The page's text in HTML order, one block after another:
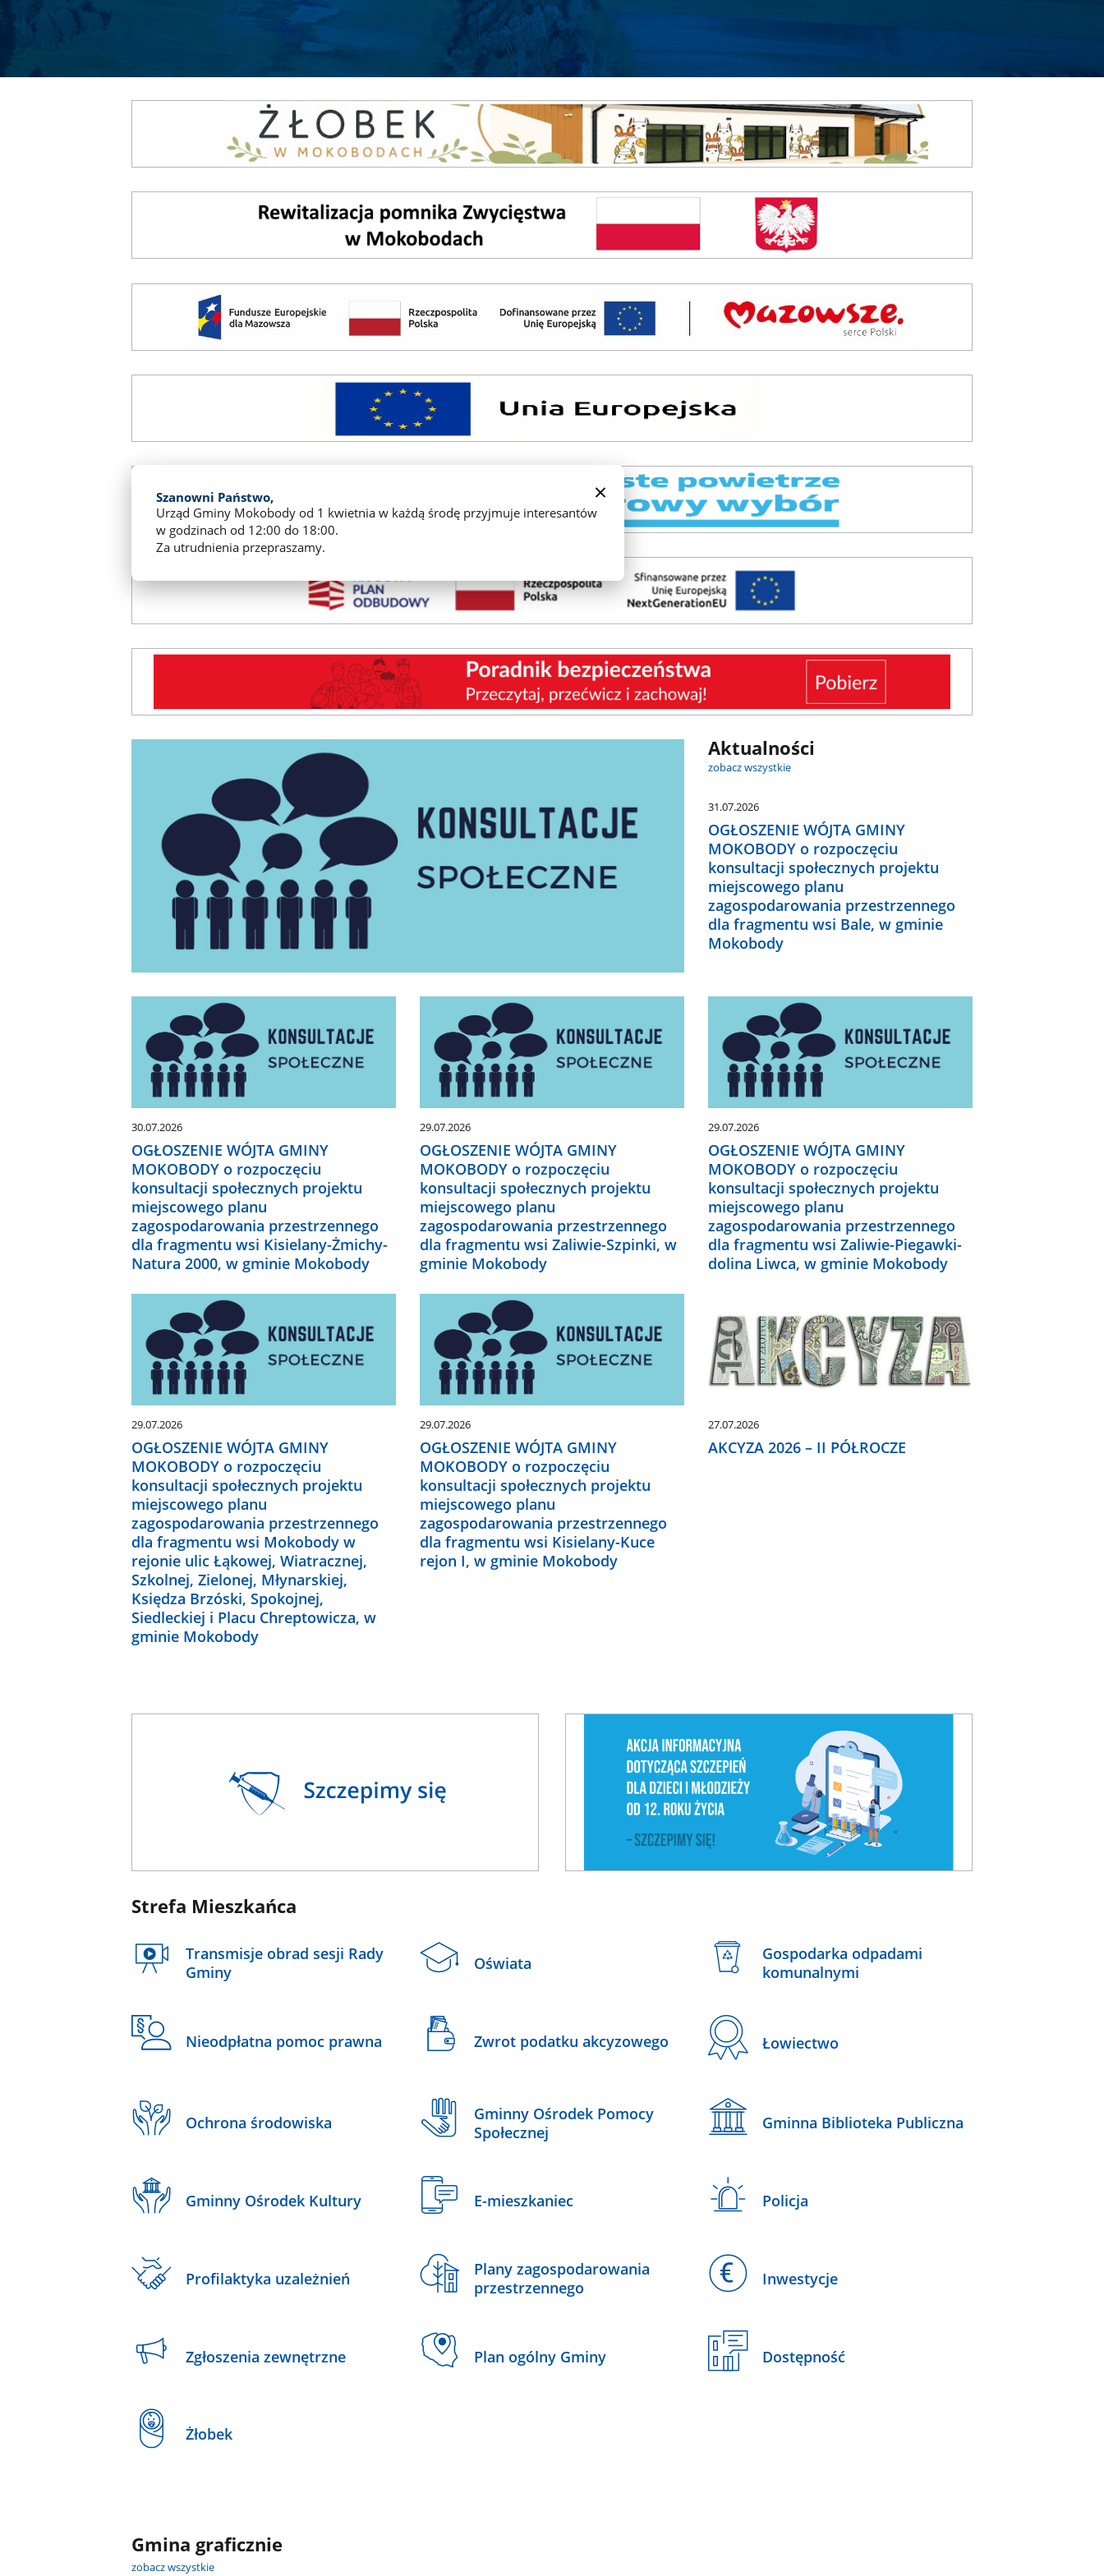
×
Szanowni Państwo,
Urząd Gminy Mokobody od 1 kwietnia w każdą środę przyjmuje interesantów
w godzinach od 12:00 do 18:00.
Za utrudnienia przepraszamy.
Aktualności
zobacz wszystkie
31.07.2026
OGŁOSZENIE WÓJTA GMINY
MOKOBODY o rozpoczęciu
konsultacji społecznych projektu
miejscowego planu
zagospodarowania przestrzennego
dla fragmentu wsi Bale, w gminie
Mokobody
30.07.2026
OGŁOSZENIE WÓJTA GMINY
MOKOBODY o rozpoczęciu
konsultacji społecznych projektu
miejscowego planu
zagospodarowania przestrzennego
dla fragmentu wsi Kisielany-Żmichy-
Natura 2000, w gminie Mokobody
29.07.2026
OGŁOSZENIE WÓJTA GMINY
MOKOBODY o rozpoczęciu
konsultacji społecznych projektu
miejscowego planu
zagospodarowania przestrzennego
dla fragmentu wsi Zaliwie-Szpinki, w
gminie Mokobody
29.07.2026
OGŁOSZENIE WÓJTA GMINY
MOKOBODY o rozpoczęciu
konsultacji społecznych projektu
miejscowego planu
zagospodarowania przestrzennego
dla fragmentu wsi Zaliwie-Piegawki-
dolina Liwca, w gminie Mokobody
29.07.2026
OGŁOSZENIE WÓJTA GMINY
MOKOBODY o rozpoczęciu
konsultacji społecznych projektu
miejscowego planu
zagospodarowania przestrzennego
dla fragmentu wsi Mokobody w
rejonie ulic Łąkowej, Wiatracznej,
Szkolnej, Zielonej, Młynarskiej,
Księdza Brzóski, Spokojnej,
Siedleckiej i Placu Chreptowicza, w
gminie Mokobody
29.07.2026
OGŁOSZENIE WÓJTA GMINY
MOKOBODY o rozpoczęciu
konsultacji społecznych projektu
miejscowego planu
zagospodarowania przestrzennego
dla fragmentu wsi Kisielany-Kuce
rejon I, w gminie Mokobody
27.07.2026
AKCYZA 2026 – II PÓŁROCZE
Strefa Mieszkańca
Transmisje obrad sesji Rady
Gminy
Oświata
Gospodarka odpadami
komunalnymi
Nieodpłatna pomoc prawna Zwrot podatku akcyzowego Łowiectwo
Ochrona środowiska
Gminny Ośrodek Pomocy
Społecznej
Gminna Biblioteka Publiczna
Gminny Ośrodek Kultury E-mieszkaniec Policja
Profilaktyka uzależnień
Plany zagospodarowania
przestrzennego
Inwestycje
Zgłoszenia zewnętrzne Plan ogólny Gminy Dostępność
Żłobek
Gmina graficznie
zobacz wszystkie